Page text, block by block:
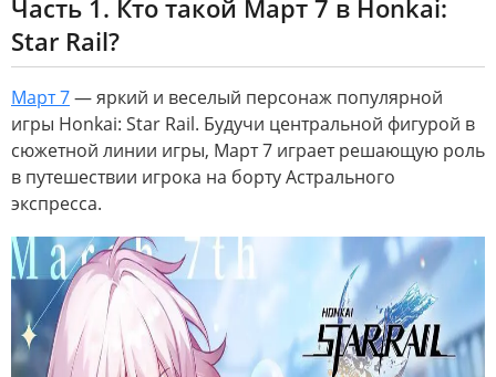
Часть 1. Кто такой Март 7 в Honkai:
Star Rail?
Март 7— яркий и веселый персонаж популярной
игры Honkai: Star Rail. Будучи центральной фигурой в
сюжетной линии игры, Март 7 играет решающую роль
в путешествии игрока на борту Астрального
экспресса.